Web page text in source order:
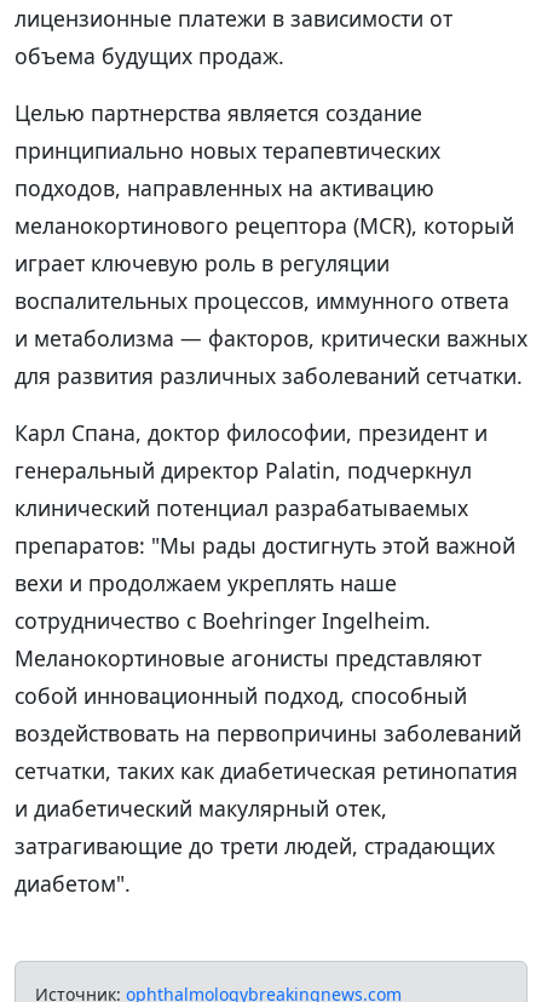
лицензионные платежи в зависимости от
объема будущих продаж.
Целью партнерства является создание
принципиально новых терапевтических
подходов, направленных на активацию
меланокортинового рецептора (MCR), который
играет ключевую роль в регуляции
воспалительных процессов, иммунного ответа
и метаболизма — факторов, критически важных
для развития различных заболеваний сетчатки.
Карл Спана, доктор философии, президент и
генеральный директор Palatin, подчеркнул
клинический потенциал разрабатываемых
препаратов: "Мы рады достигнуть этой важной
вехи и продолжаем укреплять наше
сотрудничество с Boehringer Ingelheim.
Меланокортиновые агонисты представляют
собой инновационный подход, способный
воздействовать на первопричины заболеваний
сетчатки, таких как диабетическая ретинопатия
и диабетический макулярный отек,
затрагивающие до трети людей, страдающих
диабетом".
Источник: ophthalmologybreakingnews.com